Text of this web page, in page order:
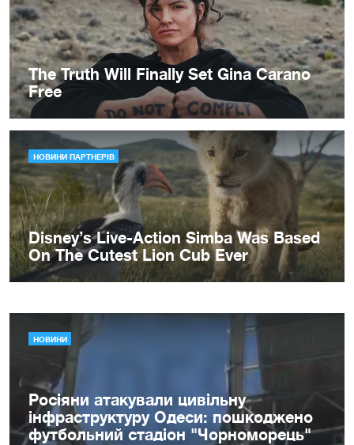
НОВИНИ
Росіяни атакували цивільну
інфраструктуру Одеси: пошкоджено
футбольний стадіон "Чорноморець"